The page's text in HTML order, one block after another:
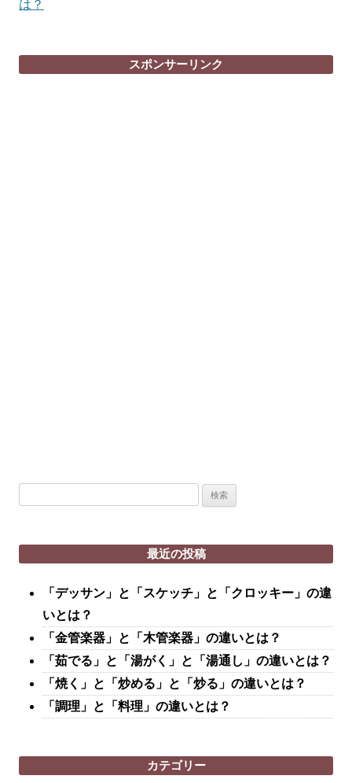
ナ
ゲ
は？
スポンサーリンク
最近の投稿
「デッサン」と「スケッチ」と「クロッキー」の違
いとは？
「金管楽器」と「木管楽器」の違いとは？
「茹でる」と「湯がく」と「湯通し」の違いとは？
「焼く」と「炒める」と「炒る」の違いとは？
「調理」と「料理」の違いとは？
カテゴリー